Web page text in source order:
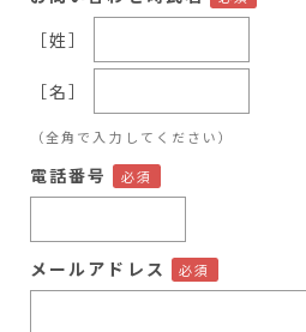
［姓］
［名］
（全角で入力してください）
電話番号
メールアドレス